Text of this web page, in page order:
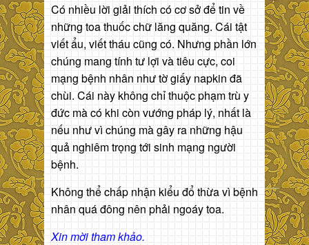
Có nhiều lời giải thích có cơ sở để tin về
những toa thuốc chữ lăng quăng. Cái tật
viết ẩu, viết tháu cũng có. Nhưng phần lớn
chúng mang tính tư lợi và tiêu cực, coi
mạng bệnh nhân như tờ giấy napkin đã
chùi. Cái này không chỉ thuộc phạm trù y
đức mà có khi còn vướng pháp lý, nhất là
nếu như vì chúng mà gây ra những hậu
quả nghiêm trọng tới sinh mạng người
bệnh.
Không thể chấp nhận kiểu đổ thừa vì bệnh
nhân quá đông nên phải ngoáy toa.
Xin mời tham khảo.